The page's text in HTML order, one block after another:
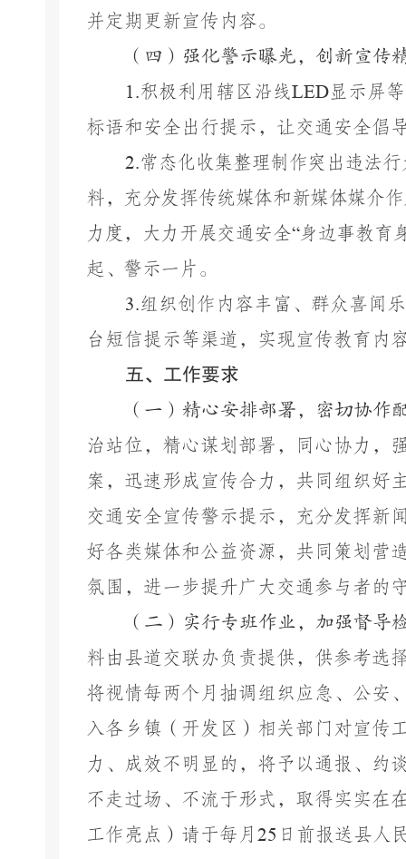
并定期更新宣传内容。
（四）强化警示曝光，创新宣传
1.积极利用辖区沿线LED显示屏
标语和安全出行提示，让交通安全倡
2.常态化收集整理制作突出违法
料，充分发挥传统媒体和新媒体媒介
力度，大力开展交通安全“身边事教育
起、警示一片。
3.组织创作内容丰富、群众喜闻
台短信提示等渠道，实现宣传教育内
五、工作要求
（一）精心安排部署，密切协作
治站位，精心谋划部署，同心协力，
案，迅速形成宣传合力，共同组织好
交通安全宣传警示提示，充分发挥新
好各类媒体和公益资源，共同策划营
氛围，进一步提升广大交通参与者的
（二）实行专班作业，加强督导
料由县道交联办负责提供，供参考选
将视情每两个月抽调组织应急、公安
入各乡镇（开发区）相关部门对宣传
力、成效不明显的，将予以通报、约
不走过场、不流于形式，取得实实在
工作亮点）请于每月 25 日前报送县人